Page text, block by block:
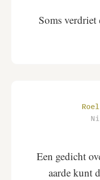
Soms
Een gedicht
aarde kunt